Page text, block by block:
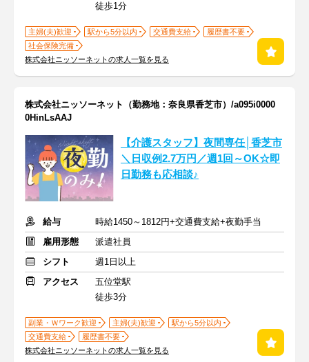
徒歩1分
主婦(夫)歓迎 駅から5分以内 交通費支給
履歴書不要
社会保険完備
株式会社ニッソーネットの求人一覧を見る
株式会社ニッソーネット（勤務地：奈良県香芝市）/a095i0000
0HinLsAAJ
【介護スタッフ】夜間専任│香芝市
＼日収例2.7万円／週1回～OK☆即
日勤務も応相談♪
給与
時給1450～1812円+交通費支給+夜勤手当
雇用形態
派遣社員
シフト
週1日以上
アクセス
五位堂駅
徒歩3分
副業・Ｗワーク歓迎 主婦(夫)歓迎
駅から5分以内
交通費支給
履歴書不要
株式会社ニッソーネットの求人一覧を見る